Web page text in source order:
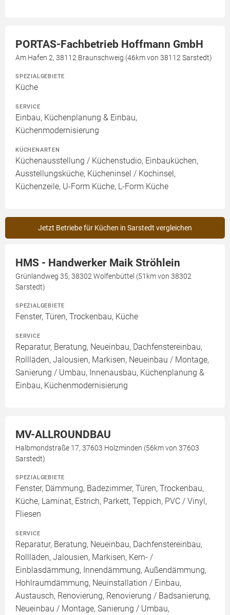
PORTAS-Fachbetrieb Hoffmann GmbH
Am Hafen 2, 38112 Braunschweig (46km von 38112 Sarstedt)
SPEZIALGEBIETE
Küche
SERVICE
Einbau, Küchenplanung & Einbau,
Küchenmodernisierung
KÜCHENARTEN
Küchenausstellung / Küchenstudio, Einbauküchen,
Ausstellungsküche, Kücheninsel / Kochinsel,
Küchenzeile, U-Form Küche, L-Form Küche
Jetzt Betriebe für Küchen in Sarstedt vergleichen
HMS - Handwerker Maik Ströhlein
Grünlandweg 35, 38302 Wolfenbüttel (51km von 38302
Sarstedt)
SPEZIALGEBIETE
Fenster, Türen, Trockenbau, Küche
SERVICE
Reparatur, Beratung, Neueinbau, Dachfenstereinbau,
Rollläden, Jalousien, Markisen, Neueinbau / Montage,
Sanierung / Umbau, Innenausbau, Küchenplanung &
Einbau, Küchenmodernisierung
MV-ALLROUNDBAU
Halbmondstraße 17, 37603 Holzminden (56km von 37603
Sarstedt)
SPEZIALGEBIETE
Fenster, Dämmung, Badezimmer, Türen, Trockenbau,
Küche, Laminat, Estrich, Parkett, Teppich, PVC / Vinyl,
Fliesen
SERVICE
Reparatur, Beratung, Neueinbau, Dachfenstereinbau,
Rollläden, Jalousien, Markisen, Kern- /
Einblasdämmung, Innendämmung, Außendämmung,
Hohlraumdämmung, Neuinstallation / Einbau,
Austausch, Renovierung, Renovierung / Badsanierung,
Neueinbau / Montage, Sanierung / Umbau,